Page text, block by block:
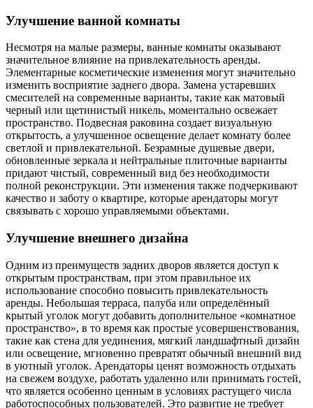
Улучшение ванной комнаты
Несмотря на малые размеры, ванные комнаты оказывают
значительное влияние на привлекательность аренды.
Элементарные косметические изменения могут значительно
изменить восприятие заднего двора. Замена устаревших
смесителей на современные варианты, такие как матовый
черный или щетинистый никель, моментально освежает
пространство. Подвесная раковина создает визуальную
открытость, а улучшенное освещение делает комнату более
светлой и привлекательной. Безрамные душевые двери,
обновленные зеркала и нейтральные плиточные варианты
придают чистый, современный вид без необходимости
полной реконструкции. Эти изменения также подчеркивают
качество и заботу о квартире, которые арендаторы могут
связывать с хорошо управляемыми объектами.
Улучшение внешнего дизайна
Одним из преимуществ задних дворов является доступ к
открытым пространствам, при этом правильное их
использование способно повысить привлекательность
аренды. Небольшая терраса, палуба или определённый
крытый уголок могут добавить дополнительное «комнатное
пространство», в то время как простые усовершенствования,
такие как стена для уединения, мягкий ландшафтный дизайн
или освещение, мгновенно превратят обычный внешний вид
в уютный уголок. Арендаторы ценят возможность отдыхать
на свежем воздухе, работать удаленно или принимать гостей,
что является особенно ценным в условиях растущего числа
работоспособных пользователей. Это развитие не требует